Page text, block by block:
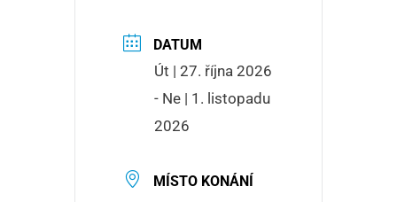
DATUM
Út | 27. října 2026
- Ne | 1. listopadu
2026
MÍSTO KONÁNÍ